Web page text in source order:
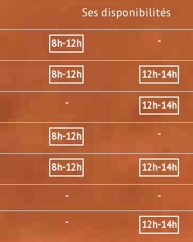
Ses disponibilités
8h-12h -
8h-12h 12h-14h
- 12h-14h
8h-12h -
8h-12h 12h-14h
- -
- 12h-14h